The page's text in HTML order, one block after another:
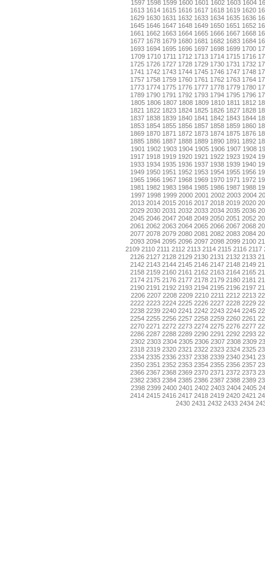
1597 1598 1599 1600 1601 1602 1603 1604
1613 1614 1615 1616 1617 1618 1619 1620
1629 1630 1631 1632 1633 1634 1635 1636
1645 1646 1647 1648 1649 1650 1651 1652
1661 1662 1663 1664 1665 1666 1667 1668
1677 1678 1679 1680 1681 1682 1683 1684
1693 1694 1695 1696 1697 1698 1699 1700
1709 1710 1711 1712 1713 1714 1715 1716
1725 1726 1727 1728 1729 1730 1731 1732
1741 1742 1743 1744 1745 1746 1747 1748
1757 1758 1759 1760 1761 1762 1763 1764
1773 1774 1775 1776 1777 1778 1779 1780
1789 1790 1791 1792 1793 1794 1795 1796
1805 1806 1807 1808 1809 1810 1811 1812
1821 1822 1823 1824 1825 1826 1827 1828
1837 1838 1839 1840 1841 1842 1843 1844
1853 1854 1855 1856 1857 1858 1859 1860
1869 1870 1871 1872 1873 1874 1875 1876
1885 1886 1887 1888 1889 1890 1891 1892
1901 1902 1903 1904 1905 1906 1907 1908
1917 1918 1919 1920 1921 1922 1923 1924
1933 1934 1935 1936 1937 1938 1939 1940
1949 1950 1951 1952 1953 1954 1955 1956
1965 1966 1967 1968 1969 1970 1971 1972
1981 1982 1983 1984 1985 1986 1987 1988
1997 1998 1999 2000 2001 2002 2003 2004
2013 2014 2015 2016 2017 2018 2019 2020
2029 2030 2031 2032 2033 2034 2035 2036
2045 2046 2047 2048 2049 2050 2051 2052
2061 2062 2063 2064 2065 2066 2067 2068
2077 2078 2079 2080 2081 2082 2083 2084
2093 2094 2095 2096 2097 2098 2099 2100
2109 2110 2111 2112 2113 2114 2115 2116 2117
2126 2127 2128 2129 2130 2131 2132 2133
2142 2143 2144 2145 2146 2147 2148 2149
2158 2159 2160 2161 2162 2163 2164 2165
2174 2175 2176 2177 2178 2179 2180 2181
2190 2191 2192 2193 2194 2195 2196 2197
2206 2207 2208 2209 2210 2211 2212 2213
2222 2223 2224 2225 2226 2227 2228 2229
2238 2239 2240 2241 2242 2243 2244 2245
2254 2255 2256 2257 2258 2259 2260 2261
2270 2271 2272 2273 2274 2275 2276 2277
2286 2287 2288 2289 2290 2291 2292 2293
2302 2303 2304 2305 2306 2307 2308 2309
2318 2319 2320 2321 2322 2323 2324 2325
2334 2335 2336 2337 2338 2339 2340 2341
2350 2351 2352 2353 2354 2355 2356 2357
2366 2367 2368 2369 2370 2371 2372 2373
2382 2383 2384 2385 2386 2387 2388 2389
2398 2399 2400 2401 2402 2403 2404 2405
2414 2415 2416 2417 2418 2419 2420 2421
2430 2431 2432 2433 2434